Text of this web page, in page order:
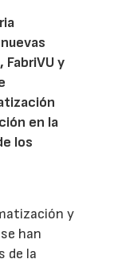
FabriVU y
en la
los
y
han
de la